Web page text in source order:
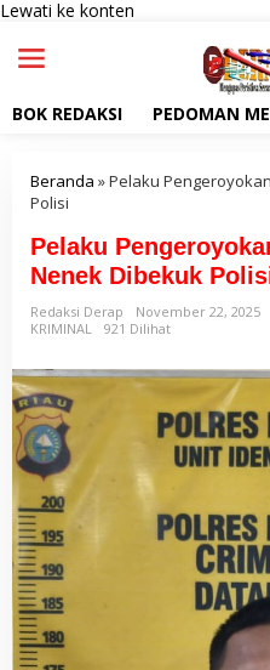
Lewati ke konten
BOK REDAKSI PEDOMAN
Beranda »Pelaku
Polisi
Pelaku
Nenek Dibekuk
Redaksi Derap
November 22, 2025
KRIMINAL
921 Dilihat